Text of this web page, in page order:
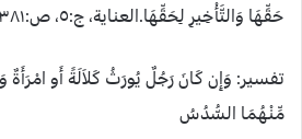
حَقِّهَا وَالتَّأْخِيرِ لِحَقِّهَا.العناية، ج:٥، ص:٣٨١
تفسیر: وَإِن كَانَ رَجُلٌ يُورَثُ كَلاَلَةً أَو
مِّنْهُمَا السُّدُسُ